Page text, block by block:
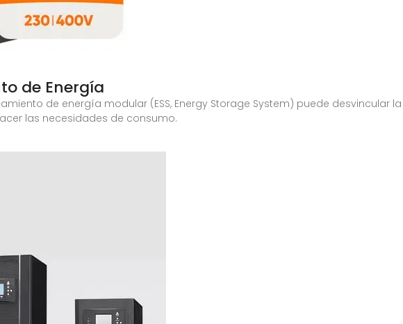
de Energía
de energía modular (ESS, Energy Storage System) puede desvincular
las necesidades de consumo.